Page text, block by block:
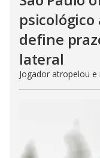
psicológico
define
lateral
Jogador atropelou